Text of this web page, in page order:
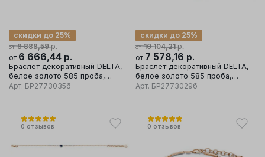
от 8 888,59р.
скидки до 25%
от 6 666,44 р.
Браслет декоративный DELTA,
белое золото 585 проба,
вставка бриллиант/сапфир
Арт. БР2773035б
от 10 104,21р.
скидки до 25%
от 7 578,16 р.
Браслет декоративный DELTA,
белое золото 585 проба,
вставка бриллиант/сапфир
Арт. БР2773029б
0 отзывов 0 отзывов